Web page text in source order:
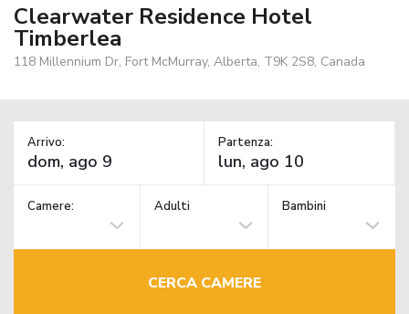
Clearwater Residence Hotel
Timberlea
118 Millennium Dr, Fort McMurray, Alberta, T9K 2S8, Canada
Arrivo: Partenza:
Camere: Adulti Bambini
CERCA CAMERE